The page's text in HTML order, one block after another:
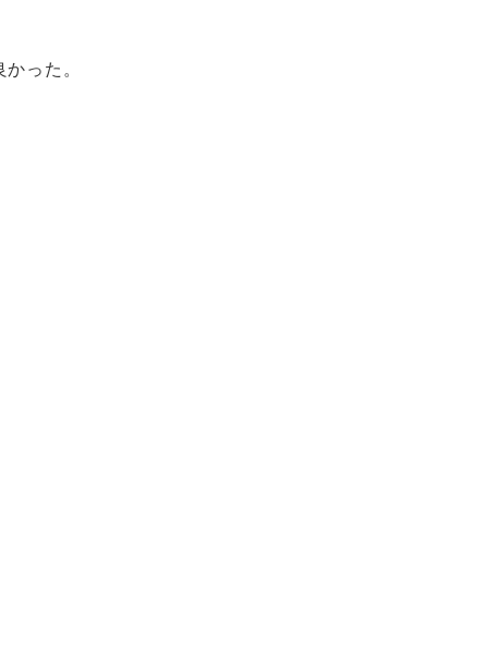
った。